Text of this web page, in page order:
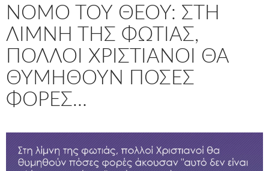
ΝΌΜΟ ΤΟΥ ΘΕΟΎ: ΣΤΗ
ΛΊΜΝΗ ΤΗΣ ΦΩΤΙΆΣ,
ΠΟΛΛΟΊ ΧΡΙΣΤΙΑΝΟΊ ΘΑ
ΘΥΜΗΘΟΎΝ ΠΌΣΕΣ
ΦΟΡΈΣ…